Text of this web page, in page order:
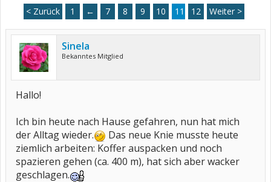
< Zurück 1 ← 7 8 9 10 11 12 Weiter >
Sinela
Bekanntes Mitglied
Hallo!
Ich bin heute nach Hause gefahren, nun hat mich
der Alltag wieder.
Das neue Knie musste heute
ziemlich arbeiten: Koffer auspacken und noch
spazieren gehen (ca. 400 m), hat sich aber wacker
geschlagen.